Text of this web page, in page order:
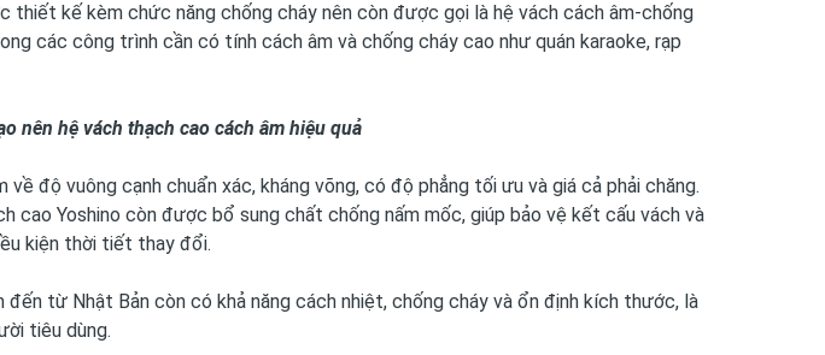
thiết kế kèm chức năng chống cháy nên còn được gọi là hệ vách cách âm-chống
các công trình cần có tính cách âm và chống cháy cao như quán karaoke, rạp
nên hệ vách thạch cao cách âm hiệu quả
về độ vuông cạnh chuẩn xác, kháng võng, có độ phẳng tối ưu và giá cả phải chăng.
cao Yoshino còn được bổ sung chất chống nấm mốc, giúp bảo vệ kết cấu vách và
kiện thời tiết thay đổi.
đến từ Nhật Bản còn có khả năng cách nhiệt, chống cháy và ổn định kích thước, là
tiêu dùng.